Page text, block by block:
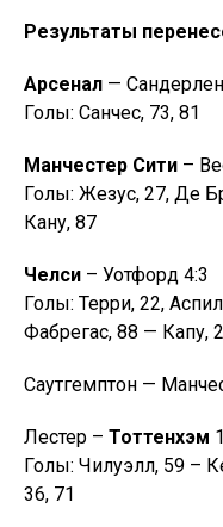
Результаты
Арсенал —
Голы: Санчес, 73, 81
Манчестер Сити –
Голы: Жезус, 27, Де
Кану, 87
Челси – Уотфорд 4:3
Голы: Терри, 22,
Фабрегас, 88 — Капу,
Саутгемптон —
Лестер – Тоттенхэм
Голы: Чилуэлл, 59 –
36, 71